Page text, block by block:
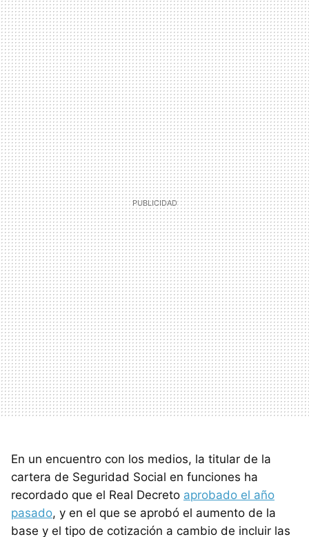
En un encuentro con los medios, la titular de la
cartera de Seguridad Social en funciones ha
recordado que el Real Decreto aprobado el año
pasado, y en el que se aprobó el aumento de la
base y el tipo de cotización a cambio de incluir las